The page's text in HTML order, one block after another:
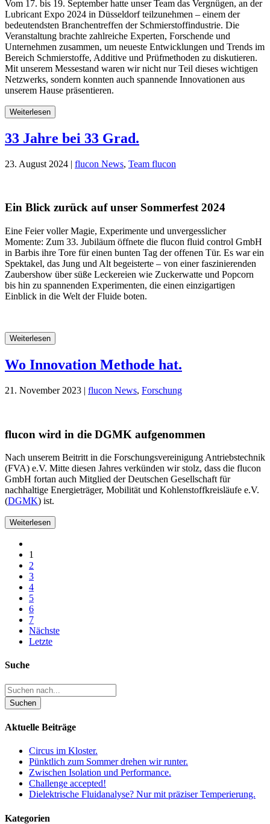
Vom 17. bis 19. September hatte unser Team das Vergnügen, an der
Lubricant Expo 2024 in Düsseldorf teilzunehmen – einem der
bedeutendsten Branchentreffen der Schmierstoffindustrie. Die
Veranstaltung brachte zahlreiche Experten, Forschende und
Unternehmen zusammen, um neueste Entwicklungen und Trends im
Bereich Schmierstoffe, Additive und Prüfmethoden zu diskutieren.
Mit unserem Messestand waren wir nicht nur Teil dieses wichtigen
Netzwerks, sondern konnten auch spannende Innovationen aus
unserem Hause präsentieren.
Weiterlesen
33 Jahre bei 33 Grad.
23. August 2024 | flucon News, Team flucon
Ein Blick zurück auf unser Sommerfest 2024
Eine Feier voller Magie, Experimente und unvergesslicher
Momente: Zum 33. Jubiläum öffnete die flucon fluid control GmbH
in Barbis ihre Tore für einen bunten Tag der offenen Tür. Es war ein
Spektakel, das Jung und Alt begeisterte – von einer faszinierenden
Zaubershow über süße Leckereien wie Zuckerwatte und Popcorn
bis hin zu spannenden Experimenten, die einen einzigartigen
Einblick in die Welt der Fluide boten.
Weiterlesen
Wo Innovation Methode hat.
21. November 2023 | flucon News, Forschung
flucon wird in die DGMK aufgenommen
Nach unserem Beitritt in die Forschungsvereinigung Antriebstechnik
(FVA) e.V. Mitte diesen Jahres verkünden wir stolz, dass die flucon
GmbH fortan auch Mitglied der Deutschen Gesellschaft für
nachhaltige Energieträger, Mobilität und Kohlenstoffkreisläufe e.V.
(DGMK) ist.
Weiterlesen
1
2
3
4
5
6
7
Nächste
Letzte
Suche
Aktuelle Beiträge
Circus im Kloster.
Pünktlich zum Sommer drehen wir runter.
Zwischen Isolation und Performance.
Challenge accepted!
Dielektrische Fluidanalyse? Nur mit präziser Temperierung.
Kategorien